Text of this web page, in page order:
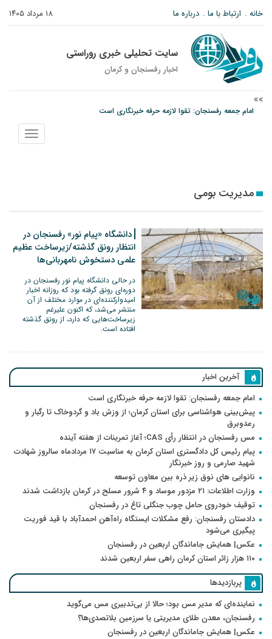
۱۸ مرداد ۱۴۰۵ خانه ارتباط با ما درباره ما
سایت تحلیلی خبری روراستی
اخبار رفسنجان و كرمان
امام جمعه رفسنجان: تقوا لازمه حرفه خبرنگاری است
پیش‌بینی هواشناسی برای استان کرمان؛ از وزش باد و گردوخاک تا رگبار و رعدوبرق
نمایش
منو
مدیریت بومی
دانشگاه «پیام نور» رفسنجان در
انتظار رونق گذشته/زیرساخت عظیم
علمی دستخوش نامهربانی‌ها
در حالی دانشگاه پیام نور رفسنجان در
دوره‌ای رونق گرفته بود که روزانه اخبار
امیدوارکننده‌ای در موارد مختلف از آن
منتشر می‌شد، که اکنون علیرغم
زیرساخت‌هایی که دارد، از رونق گذشته
افتاده است.
آخرین اخبار
امام جمعه رفسنجان: تقوا لازمه حرفه خبرنگاری است
پیش‌بینی هواشناسی برای استان کرمان؛ از وزش باد و گردوخاک تا رگبار و
رعدوبرق
مس رفسنجان در انتظار رأی CAS؛ آغاز تمرینات از هفته آینده
پیام رئیس کل دادگستری استان کرمان به مناسبت ۱۷ مردادماه سالروز شهادت
شهید صارمی و روز خبرنگار
نانوایی های نوق زیر ذره بین معاون توسعه
وزارت اطلاعات: ۲۱ مزدور موساد و ۴ شرور مسلح در کرمان بازداشت شدند
توقیف خودروی حامل چوب جنگلی تاغ در رفسنجان
دادستان رفسنجان: رفع مشکلات ایستگاه راه‌آهن احمدآباد با قید فوریت
پیگیری می‌شود
عکس| همایش جاماندگان اربعین در رفسنجان
۱۱۰ هزار زائر استان کرمان راهی سفر اربعین شدند
پربازدیدها
نماینده‌ای که مدیر مس بود؛ حالا از بی‌تدبیری مس می‌گوید
رفسنجان، معدن طلای مدیریتی یا سرزمین بلاتصدی‌ها؟
عکس| همایش جاماندگان اربعین در رفسنجان